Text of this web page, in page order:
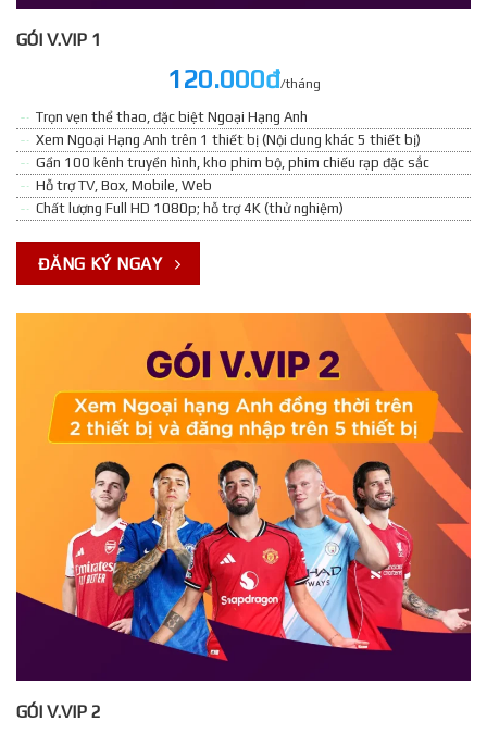
GÓI V.VIP 1
120.000đ/tháng
Trọn vẹn thể thao, đặc biệt Ngoại Hạng Anh
Xem Ngoại Hạng Anh trên 1 thiết bị (Nội dung khác 5 thiết bị)
Gần 100 kênh truyền hình, kho phim bộ, phim chiếu rạp đặc sắc
Hỗ trợ TV, Box, Mobile, Web
Chất lượng Full HD 1080p; hỗ trợ 4K (thử nghiệm)
ĐĂNG KÝ NGAY
GÓI V.VIP 2